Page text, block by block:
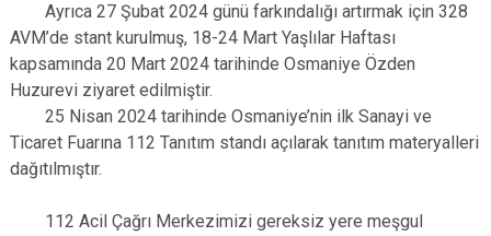
Ayrıca 27 Şubat 2024 günü farkındalığı artırmak için 328
AVM’de stant kurulmuş, 18-24 Mart Yaşlılar Haftası
kapsamında 20 Mart 2024 tarihinde Osmaniye Özden
Huzurevi ziyaret edilmiştir.
25 Nisan 2024 tarihinde Osmaniye’nin ilk Sanayi ve
Ticaret Fuarına 112 Tanıtım standı açılarak tanıtım materyalleri
dağıtılmıştır.
112 Acil Çağrı Merkezimizi gereksiz yere meşgul